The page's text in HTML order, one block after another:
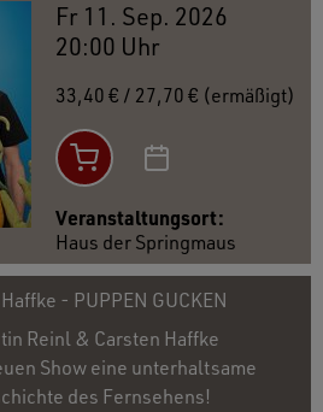
Fr 11. Sep. 2026
20:00 Uhr
33,40 € / 27,70 € (ermäßigt)
Veranstaltungsort:
Haus der Springmaus
- PUPPEN GUCKEN
Reinl & Carsten Haffke
Show eine unterhaltsame
des Fernsehens!